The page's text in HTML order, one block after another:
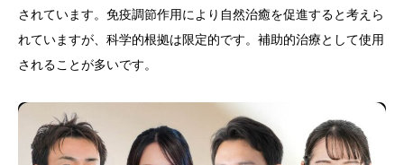
されています。免疫調節作用により自然治癒を促進すると考えら
れていますが、科学的根拠は限定的です。補助的治療として使用
されることが多いです。